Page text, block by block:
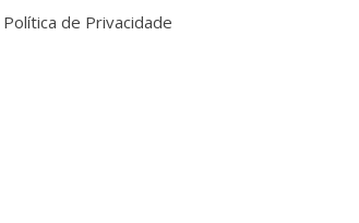
Política de Privacidade